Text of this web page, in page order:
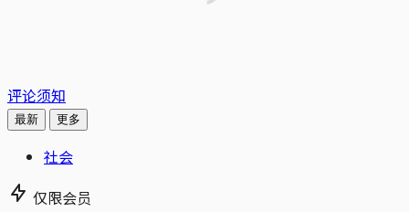
评论须知
最新 更多
社会
仅限会员